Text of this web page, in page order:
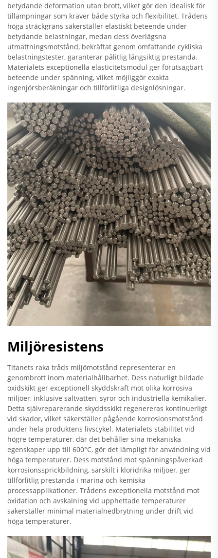
betydande deformation utan brott, vilket gör den idealisk för
tillämpningar som kräver både styrka och flexibilitet. Trådens
höga sträckgräns säkerställer elastiskt beteende under
betydande belastningar, medan dess överlägsna
utmattningsmotstånd, bekräftat genom omfattande cykliska
belastningstester, garanterar pålitlig långsiktig prestanda.
Materialets exceptionella elasticitetsmodul ger förutsägbart
beteende under spänning, vilket möjliggör exakta
ingenjörsberäkningar och tillförlitliga designlösningar.
Miljöresistens
Titanets raka tråds miljömotstånd representerar en
genombrott inom materialhållbarhet. Dess naturligt bildade
oxidskikt ger exceptionell skyddskraft mot olika korrosiva
miljöer, inklusive saltvatten, syror och industriella kemikalier.
Detta självreparerande skyddsskikt regenereras kontinuerligt
vid skador, vilket säkerställer pågående korrosionsmotstånd
under hela produktens livscykel. Materialets stabilitet vid
högre temperaturer, där det behåller sina mekaniska
egenskaper upp till 600°C, gör det lämpligt för användning vid
höga temperaturer. Dess motstånd mot spänningspåverkad
korrosionssprickbildning, särskilt i kloridrika miljöer, ger
tillförlitlig prestanda i marina och kemiska
processapplikationer. Trådens exceptionella motstånd mot
oxidation och avskalning vid upphettade temperaturer
säkerställer minimal materialnedbrytning under drift vid
höga temperaturer.